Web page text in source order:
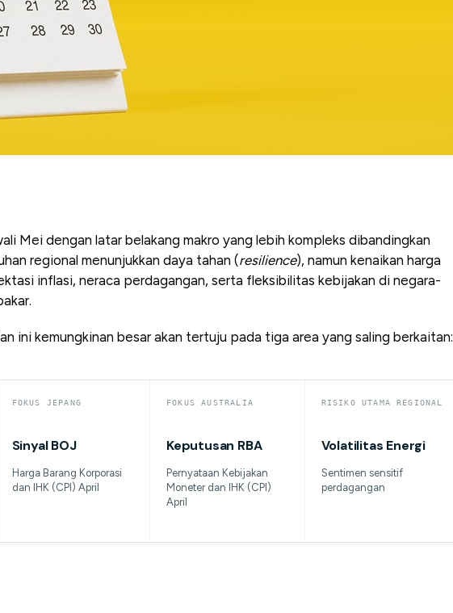
Mei dengan latar belakang makro yang lebih kompleks dibandingkan
regional menunjukkan daya tahan (resilience), namun kenaikan harga
inflasi, neraca perdagangan, serta fleksibilitas kebijakan di negara-
ini kemungkinan besar akan tertuju pada tiga area yang saling berkaitan:
FOKUS JEPANG
Sinyal BOJ
Harga Barang Korporasi
dan IHK (CPI) April
FOKUS AUSTRALIA
Keputusan RBA
Pernyataan Kebijakan
Moneter dan IHK (CPI)
April
RISIKO UTAMA REGIONAL
Volatilitas Energi
Sentimen sensitif
perdagangan